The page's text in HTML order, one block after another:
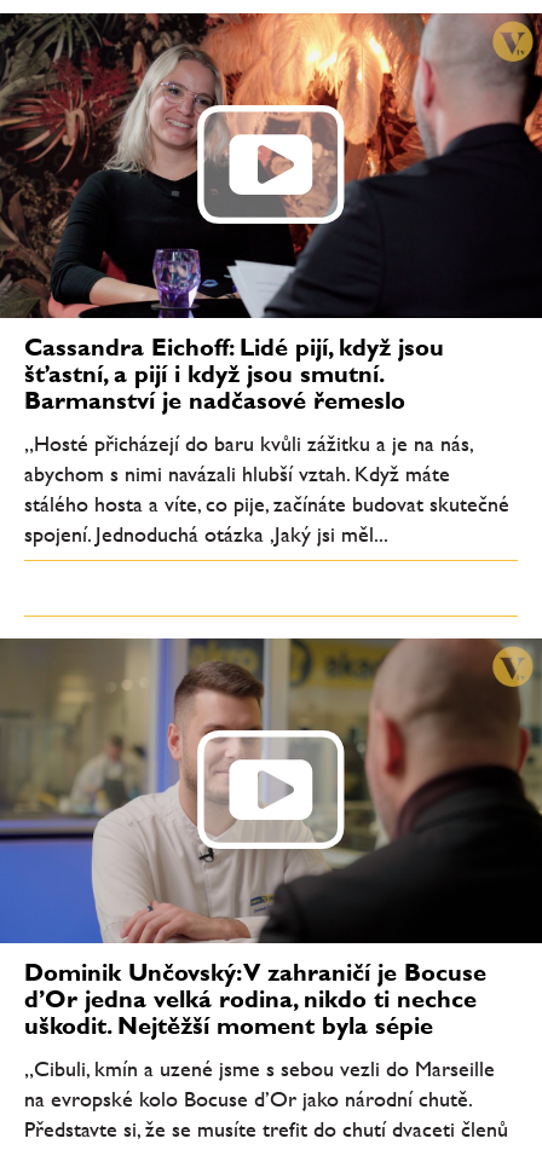
Cassandra Eichoff: Lidé pijí, když jsou
šťastní, a pijí i když jsou smutní.
Barmanství je nadčasové řemeslo
„Hosté přicházejí do baru kvůli zážitku a je na nás,
abychom s nimi navázali hlubší vztah. Když máte
stálého hosta a víte, co pije, začínáte budovat skutečné
spojení. Jednoduchá otázka ‚Jaký jsi měl...
Dominik Unčovský: V zahraničí je Bocuse
d’Or jedna velká rodina, nikdo ti nechce
uškodit. Nejtěžší moment byla sépie
„Cibuli, kmín a uzené jsme s sebou vezli do Marseille
na evropské kolo Bocuse d’Or jako národní chutě.
Představte si, že se musíte trefit do chutí dvaceti členů